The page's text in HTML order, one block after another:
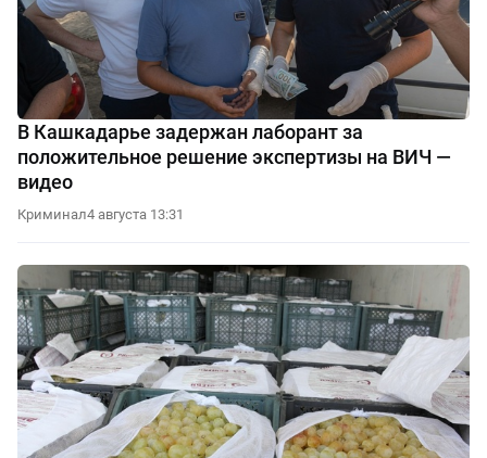
В Кашкадарье задержан лаборант за
положительное решение экспертизы на ВИЧ —
видео
Криминал4 августа 13:31